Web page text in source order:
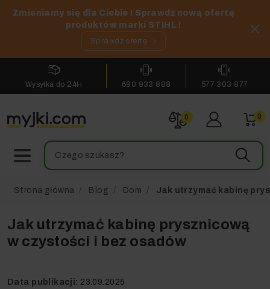
Zmieniamy się dla Ciebie ! Sprawdź nową ofertę
produktów marki STIHL !
Sprawdź ofertę
Wysyłka do 24H 690 933 888 577 303 877
0 0
Strona główna Blog Dom Jak utrzymać kabinę
Jak utrzymać kabinę prysznicową
w czystości i bez osadów
Data publikacji: 23.09.2025